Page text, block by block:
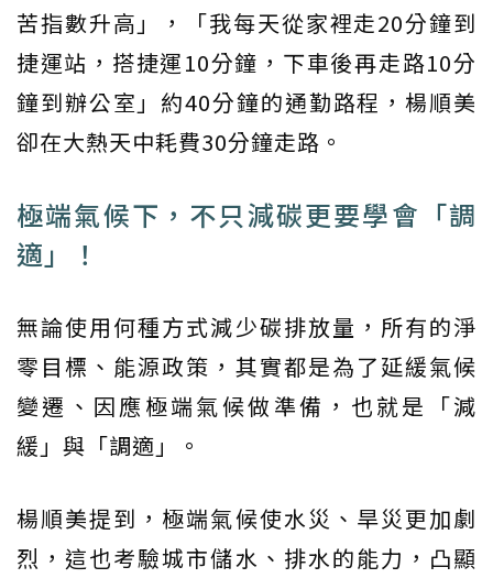
苦指數升高」，「我每天從家裡走20分鐘到
捷運站，搭捷運10分鐘，下車後再走路10分
鐘到辦公室」約40分鐘的通勤路程，楊順美
卻在大熱天中耗費30分鐘走路。
極端氣候下，不只減碳更要學會「調
適」！
無論使用何種方式減少碳排放量，所有的淨
零目標、能源政策，其實都是為了延緩氣候
變遷、因應極端氣候做準備，也就是「減
緩」與「調適」。
楊順美提到，極端氣候使水災、旱災更加劇
烈，這也考驗城市儲水、排水的能力，凸顯